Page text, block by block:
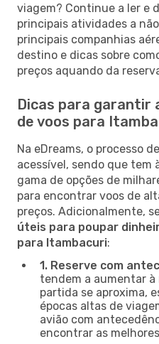
viagem? Continue a ler e
principais atividades a
principais companhias
destino e dicas sobre
preços aquando da
Dicas para garantir
de voos para
Na eDreams, o processo
acessível, sendo que tem
gama de opções de
para encontrar voos de
preços. Adicionalmente,
úteis para poupar
para Itambacuri:
1. Reserve com
tendem a aumentar
partida se aproxima,
épocas altas de
avião com
encontrar as